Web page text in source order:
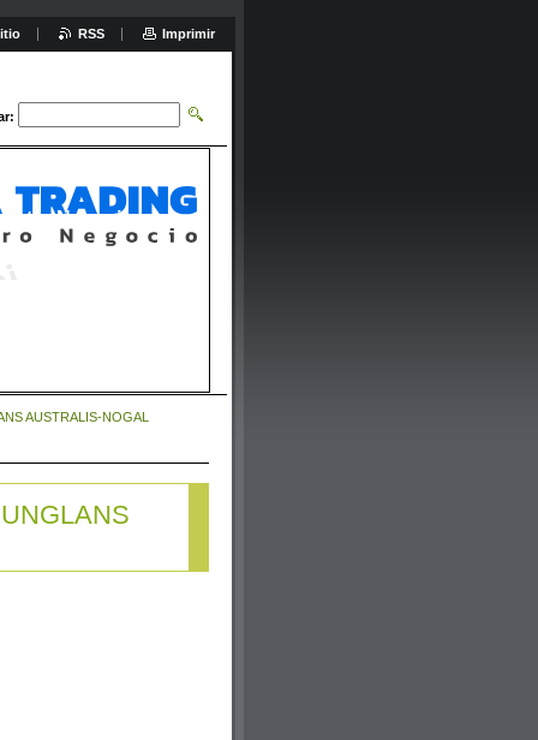
Negocio
AUSTRALIS-NOGAL
RSS Imprimir